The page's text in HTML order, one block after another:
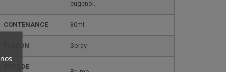
eugenol.
CONTENANCE 30ml
FLACON Spray
TYPE DE